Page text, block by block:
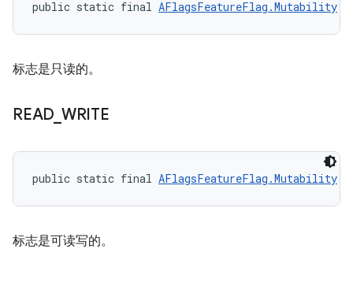
public static final AFlagsFeatureFlag.Mutability
标志是只读的。
READ WRITE
public static final AFlagsFeatureFlag.Mutability
标志是可读写的。